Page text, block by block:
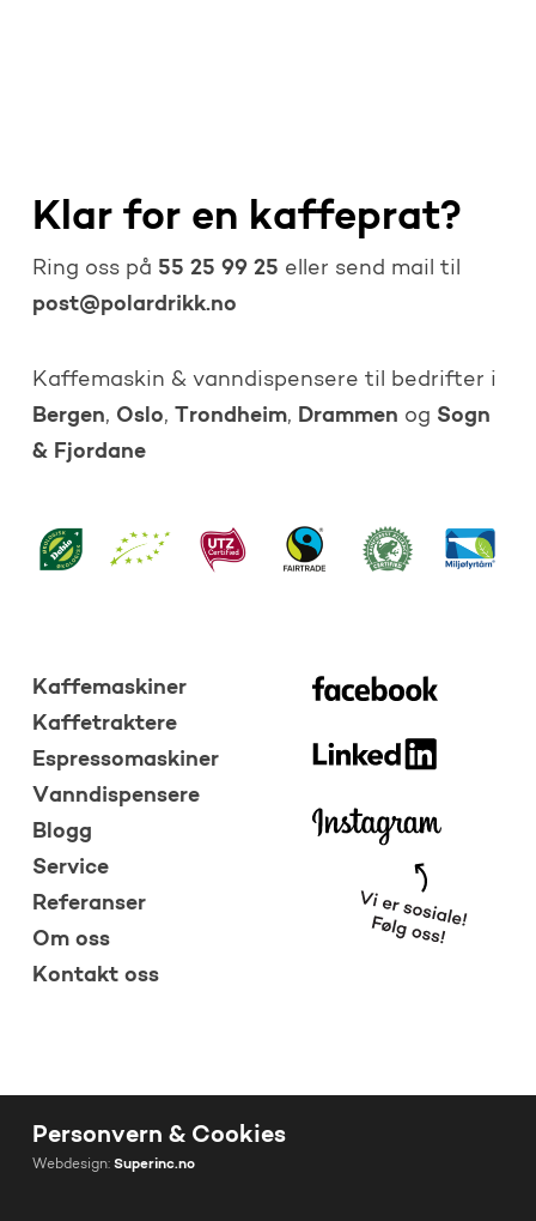
Klar for en kaffeprat?
Ring oss på 55 25 99 25 eller send mail til
post@polardrikk.no
Kaffemaskin & vanndispensere til bedrifter i
Bergen, Oslo, Trondheim, Drammen og Sogn
& Fjordane
Kaffemaskiner
Kaffetraktere
Espressomaskiner
Vanndispensere
Blogg
Service
Referanser
Om oss
Kontakt oss
Personvern & Cookies
Webdesign: Superinc.no